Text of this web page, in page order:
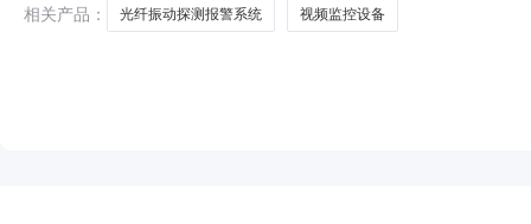
相关产品：
光纤振动探测报警系统 视频监控设备